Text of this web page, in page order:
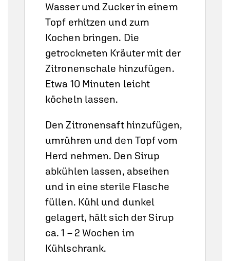
Wasser und Zucker in einem
Topf erhitzen und zum
Kochen bringen. Die
getrockneten Kräuter mit der
Zitronenschale hinzufügen.
Etwa 10 Minuten leicht
köcheln lassen.
Den Zitronensaft hinzufügen,
umrühren und den Topf vom
Herd nehmen. Den Sirup
abkühlen lassen, abseihen
und in eine sterile Flasche
füllen. Kühl und dunkel
gelagert, hält sich der Sirup
ca. 1 – 2 Wochen im
Kühlschrank.